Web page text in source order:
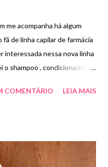
me acompanha há algum
de linha capilar de farmácia
interessada nessa nova linha
o shampoo , condicionador e
para chegar por aqui
molecular para cabelos
e condicionador: O Kit
COMENTÁRIO LEIA MAIS